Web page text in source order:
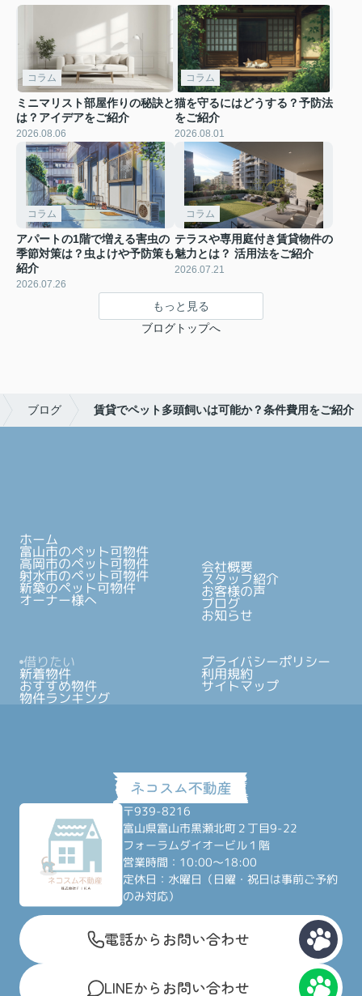
コラム
ミニマリスト部屋作りの秘訣と
は？アイデアをご紹介
2026.08.06
コラム
猫を守るにはどうする？予防法
をご紹介
2026.08.01
コラム
アパートの1階で増える害虫の
季節対策は？虫よけや予防策も
紹介
2026.07.26
コラム
テラスや専用庭付き賃貸物件の
魅力とは？ 活用法をご紹介
2026.07.21
もっと見る
ブログトップへ
ブログ 賃貸でペット多頭飼いは可能か？条件費用をご紹介
ホーム
富山市のペット可物件
高岡市のペット可物件
射水市のペット可物件
新築のペット可物件
オーナー様へ
会社概要
スタッフ紹介
お客様の声
ブログ
お知らせ
借りたい
新着物件
おすすめ物件
物件ランキング
プライバシーポリシー
利用規約
サイトマップ
〒939-8216
富山県富山市黒瀬北町２丁目9-22
フォーラムダイオービル１階
営業時間：10:00～18:00
定休日：水曜日（日曜・祝日は事前ご予約
のみ対応）
電話からお問い合わせ
LINEからお問い合わせ